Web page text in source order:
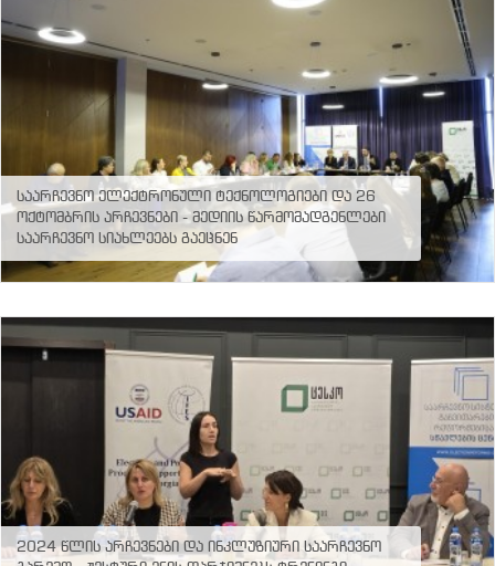
საარჩევნო ელექტრონული ტექნოლოგიები და 26
ოქტომბრის არჩევნები - მედიის წარმომადგენლები
საარჩევნო სიახლეებს გაეცნენ
2024 წლის არჩევნები და ინკლუზიური საარჩევნო